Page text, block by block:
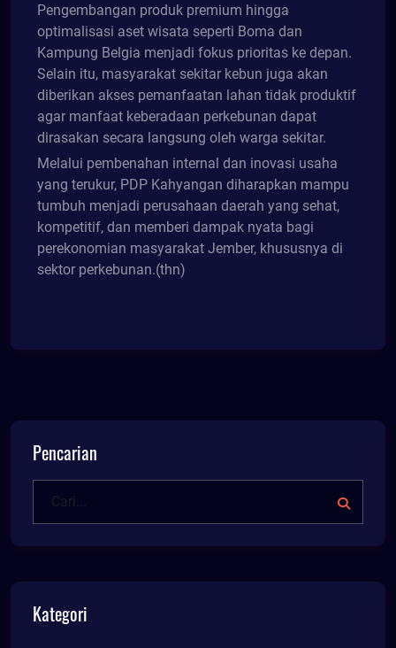
Pengembangan produk premium hingga
optimalisasi aset wisata seperti Boma dan
Kampung Belgia menjadi fokus prioritas ke depan.
Selain itu, masyarakat sekitar kebun juga akan
diberikan akses pemanfaatan lahan tidak produktif
agar manfaat keberadaan perkebunan dapat
dirasakan secara langsung oleh warga sekitar.
Melalui pembenahan internal dan inovasi usaha
yang terukur, PDP Kahyangan diharapkan mampu
tumbuh menjadi perusahaan daerah yang sehat,
kompetitif, dan memberi dampak nyata bagi
perekonomian masyarakat Jember, khususnya di
sektor perkebunan.(thn)
Pencarian
Kategori